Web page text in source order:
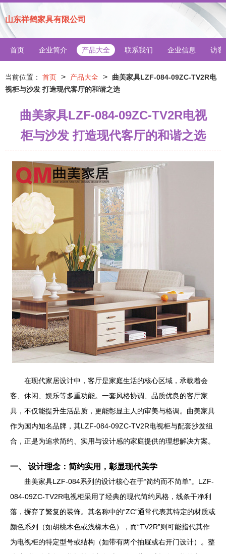
山东祥鹤家具有限公司
首页 企业简介 产品大全 联系我们 企业信息 访客
当前位置： 首页 > 产品大全 >
曲美家具LZF-084-09ZC-TV2R电
视柜与沙发 打造现代客厅的和谐之选
曲美家具LZF-084-09ZC-TV2R电视
柜与沙发 打造现代客厅的和谐之选
在现代家居设计中，客厅是家庭生活的核心区域，承载着会
客、休闲、娱乐等多重功能。一套风格协调、品质优良的客厅家
具，不仅能提升生活品质，更能彰显主人的审美与格调。曲美家具
作为国内知名品牌，其LZF-084-09ZC-TV2R电视柜与配套沙发组
合，正是为追求简约、实用与设计感的家庭提供的理想解决方案。
一、 设计理念：简约实用，彰显现代美学
曲美家具LZF-084系列的设计核心在于“简约而不简单”。LZF-
084-09ZC-TV2R电视柜采用了经典的现代简约风格，线条干净利
落，摒弃了繁复的装饰。其名称中的“ZC”通常代表其特定的材质或
颜色系列（如胡桃木色或浅橡木色），而“TV2R”则可能指代其作
为电视柜的特定型号或结构（如带有两个抽屉或右开门设计）。整